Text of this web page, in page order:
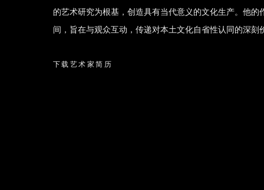
的艺术研究为根基，创造具有当代意义的文化生产。他
间，旨在与观众互动，传递对本土文化自省性认同的深刻
下载艺术家简历